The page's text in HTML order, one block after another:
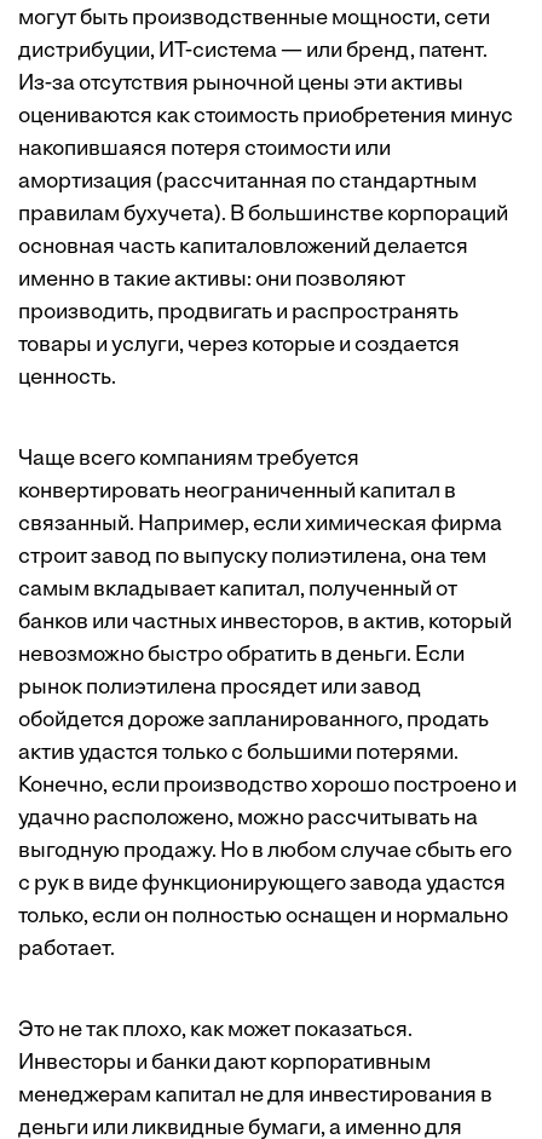
могут быть производственные мощности, сети
дистрибуции, ИТ-система — или бренд, патент.
Из-за отсутствия рыночной цены эти активы
оцениваются как стоимость приобретения минус
накопившаяся потеря стоимости или
амортизация (рассчитанная по стандартным
правилам бухучета). В большинстве корпораций
основная часть капиталовложений делается
именно в такие активы: они позволяют
производить, продвигать и распространять
товары и услуги, через которые и создается
ценность.
Чаще всего компаниям требуется
конвертировать неограниченный капитал в
связанный. Например, если химическая фирма
строит завод по выпуску полиэтилена, она тем
самым вкладывает капитал, полученный от
банков или частных инвесторов, в актив, который
невозможно быстро обратить в деньги. Если
рынок полиэтилена просядет или завод
обойдется дороже запланированного, продать
актив удастся только с большими потерями.
Конечно, если производство хорошо построено и
удачно расположено, можно рассчитывать на
выгодную продажу. Но в любом случае сбыть его
с рук в виде функционирующего завода удастся
только, если он полностью оснащен и нормально
работает.
Это не так плохо, как может показаться.
Инвесторы и банки дают корпоративным
менеджерам капитал не для инвестирования в
деньги или ликвидные бумаги, а именно для